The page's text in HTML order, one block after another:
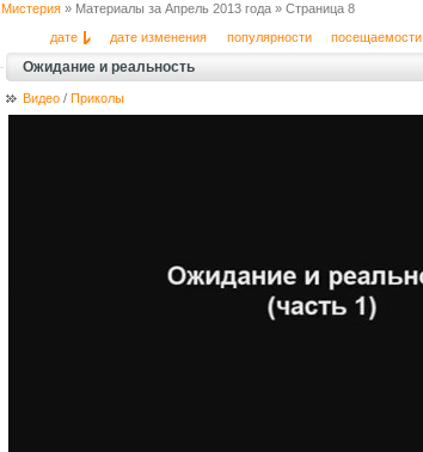
Мистерия » Материалы за Апрель 2013 года » Страница 8
дате
дате изменения популярности посещаемости
Ожидание и реальность
Видео / Приколы